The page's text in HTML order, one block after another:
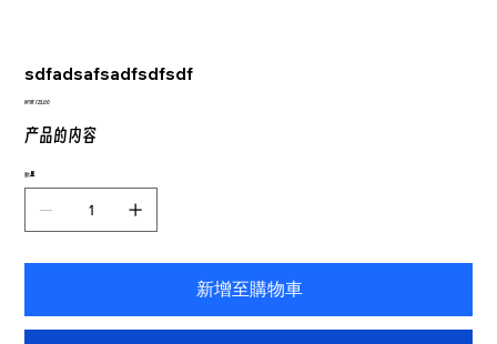
sdfadsafsadfsdfsdf
價
MYR 125.00
产品的内容
數量
新增至購物車